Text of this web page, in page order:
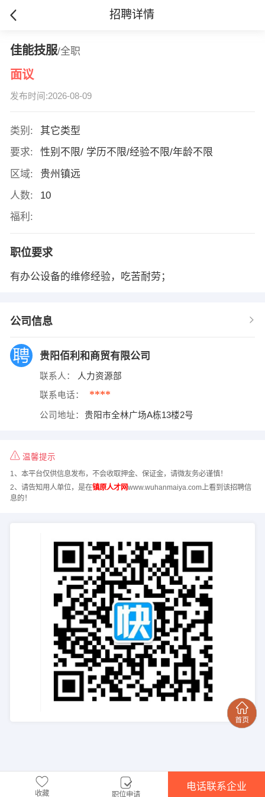
招聘详情
佳能技服/全职
面议
发布时间:2026-08-09
类别:
其它类型
要求:
性别不限/ 学历不限/经验不限/年龄不限
区域:
贵州镇远
人数:
10
福利:
职位要求
有办公设备的维修经验，吃苦耐劳；
公司信息
贵阳佰利和商贸有限公司
联系人： 人力资源部
联系电话： ****
公司地址： 贵阳市全林广场A栋13楼2号
温馨提示
1、本平台仅供信息发布，不会收取押金、保证金，请微友务必谨慎！
2、请告知用人单位，是在镇原人才网www.wuhanmaiya.com上看到该招聘信
息的！
收藏 职位申请
电话联系企业